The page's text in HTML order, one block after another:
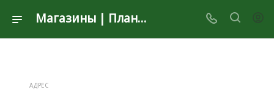
Магазины | Планета Секонд Хенд
АДРЕС